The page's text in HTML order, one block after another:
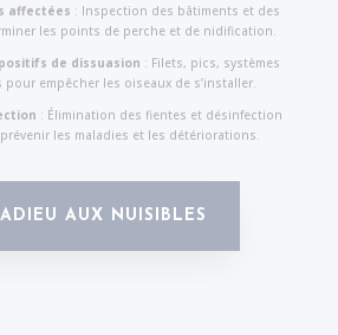
affectées : Inspection des bâtiments et des
les points de perche et de nidification.
de dissuasion : Filets, pics, systèmes
empêcher les oiseaux de s’installer.
: Élimination des fientes et désinfection
les maladies et les détériorations.
AUX NUISIBLES